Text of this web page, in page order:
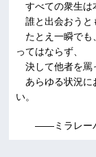
すべての衆生は
誰と出会おうと
たとえ一瞬でも
ってはならず、
決して他者を罵
あらゆる状況に
い。
――ミラレー